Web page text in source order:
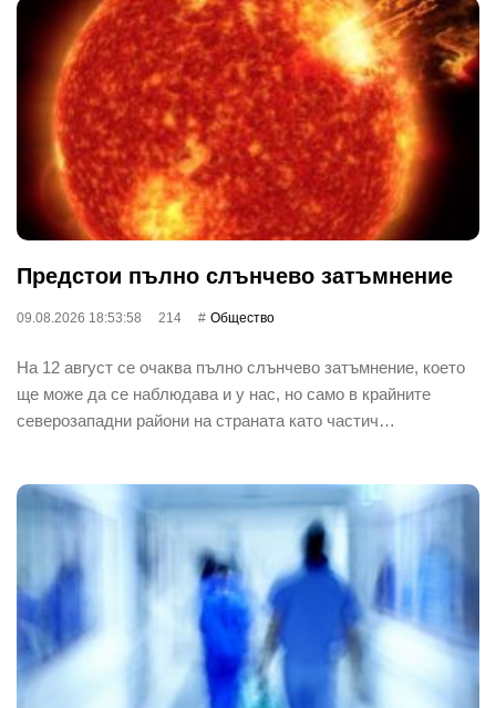
Предстои пълно слънчево затъмнение
09.08.2026 18:53:58 214 Общество
На 12 август се очаква пълно слънчево затъмнение, което
ще може да се наблюдава и у нас, но само в крайните
северозападни райони на страната като частич…